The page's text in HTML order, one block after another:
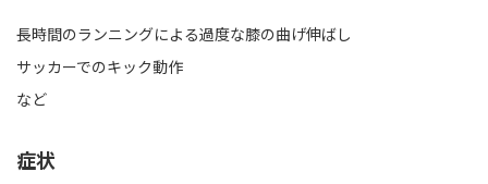
長時間のランニングによる過度な膝の曲げ伸ばし
サッカーでのキック動作
など
症状